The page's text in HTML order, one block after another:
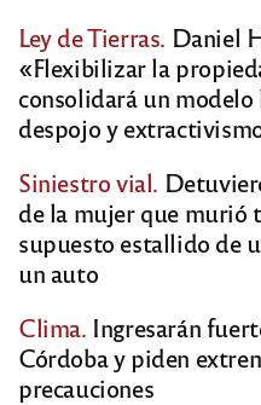
Ley de Tierras. Daniel
«Flexibilizar la
consolidará un
despojo y
Siniestro vial.
de la mujer que murió
supuesto estallido de
un auto
Clima. Ingresarán
Córdoba y piden
precauciones